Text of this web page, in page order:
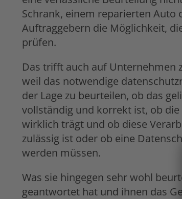
Schrank, einem reparierten Auto
Auftraggebern die Möglichkeit,
prüfen.
Das trifft auch auf Unternehmen
weil das notwendige
der Lage zu beurteilen, ob das
vollständig und korrekt ist, ob
wirklich trägt und ob diese
zulässig ist oder ob eine
werden müssen.
Was sie hingegen sehr wohl
geantwortet hat und ihnen das